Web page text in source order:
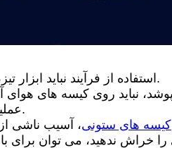
1. استفاده از فرآیند نباید ابزار تیز، تیغه و خراش ناخن باشد.
عملیات های نامنظم کشیده شود.
کیسه های ستونی